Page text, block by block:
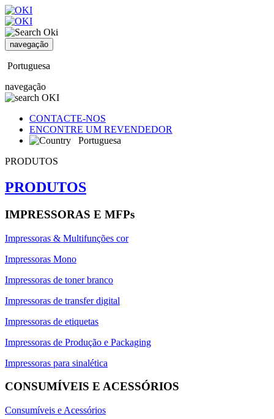
navegação
Portuguesa
navegação
CONTACTE-NOS
ENCONTRE UM REVENDEDOR
Portuguesa
PRODUTOS
PRODUTOS
IMPRESSORAS E MFPs
Impressoras & Multifunções cor
Impressoras Mono
Impressoras de toner branco
Impressoras de transfer digital
Impressoras de etiquetas
Impressoras de Produção e Packaging
Impressoras para sinalética
CONSUMÍVEIS E ACESSÓRIOS
Consumíveis e Acessórios